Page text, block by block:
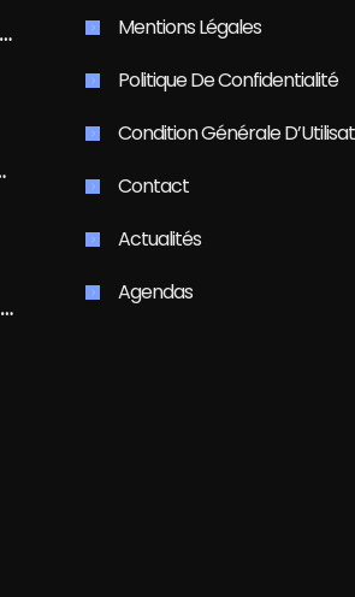
Mentions Légales
Politique De Confidentialité
Condition Générale
Contact
Actualités
Agendas